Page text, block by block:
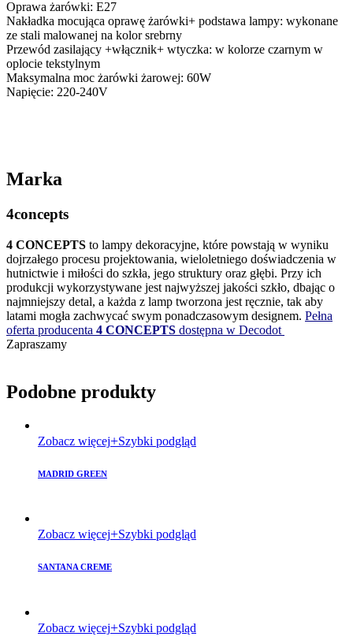
Oprawa żarówki: E27
Nakładka mocująca oprawę żarówki+ podstawa lampy: wykonane
ze stali malowanej na kolor srebrny
Przewód zasilający +włącznik+ wtyczka: w kolorze czarnym w
oplocie tekstylnym
Maksymalna moc żarówki żarowej: 60W
Napięcie: 220-240V
Marka
4concepts
4 CONCEPTS to lampy dekoracyjne, które powstają w wyniku
dojrzałego procesu projektowania, wieloletniego doświadczenia w
hutnictwie i miłości do szkła, jego struktury oraz głębi. Przy ich
produkcji wykorzystywane jest najwyższej jakości szkło, dbając o
najmniejszy detal, a każda z lamp tworzona jest ręcznie, tak aby
latami mogła zachwycać swym ponadczasowym designem. Pełna
oferta producenta 4 CONCEPTS dostępna w Decodot
Zapraszamy
Podobne produkty
Zobacz więcej Szybki podgląd
MADRID GREEN
Zobacz więcej Szybki podgląd
SANTANA CREME
Zobacz więcej Szybki podgląd